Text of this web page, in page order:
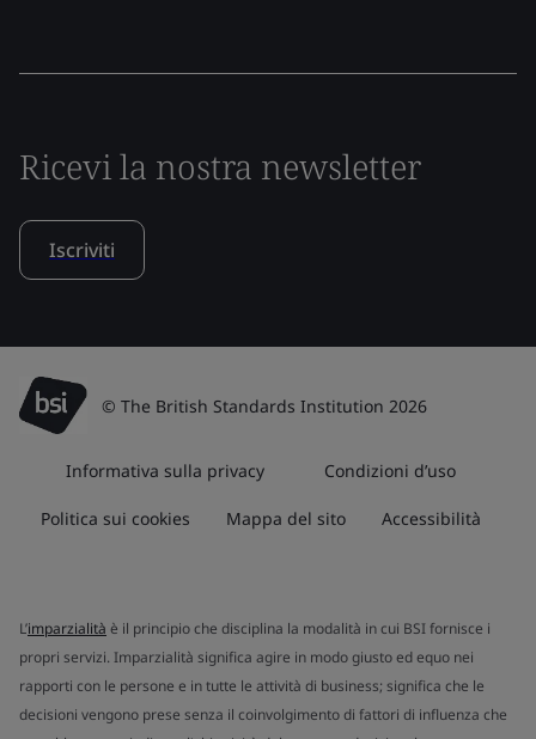
Ricevi la nostra newsletter
Iscriviti
© The British Standards Institution 2026
Informativa sulla privacy Condizioni d’uso
Politica sui cookies Mappa del sito Accessibilità
L’imparzialità è il principio che disciplina la modalità in cui BSI fornisce i
propri servizi. Imparzialità significa agire in modo giusto ed equo nei
rapporti con le persone e in tutte le attività di business; significa che le
decisioni vengono prese senza il coinvolgimento di fattori di influenza che